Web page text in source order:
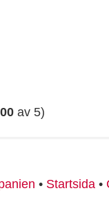
av 5)
• Startsida •